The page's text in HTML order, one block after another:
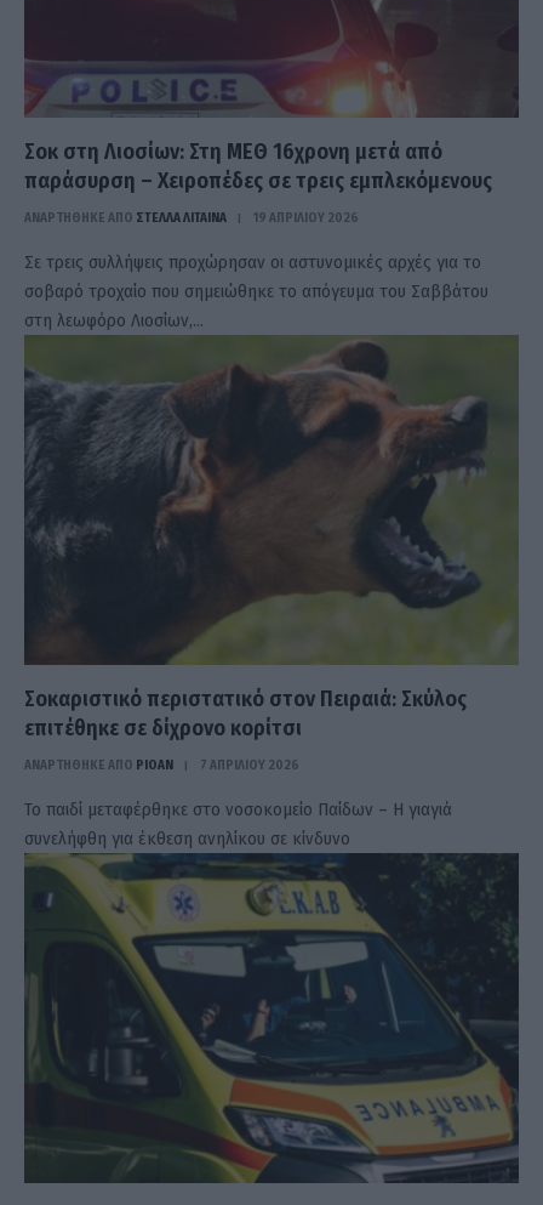
Σοκ στη Λιοσίων: Στη ΜΕΘ 16χρονη μετά από
παράσυρση – Χειροπέδες σε τρεις εμπλεκόμενους
ΑΝΑΡΤΗΘΗΚΕ ΑΠΟ ΣΤΈΛΛΑ ΛΊΤΑΙΝΑ 19 ΑΠΡΙΛΊΟΥ 2026
Σε τρεις συλλήψεις προχώρησαν οι αστυνομικές αρχές για το
σοβαρό τροχαίο που σημειώθηκε το απόγευμα του Σαββάτου
στη λεωφόρο Λιοσίων,…
Σοκαριστικό περιστατικό στον Πειραιά: Σκύλος
επιτέθηκε σε δίχρονο κορίτσι
ΑΝΑΡΤΗΘΗΚΕ ΑΠΟ PIOAN 7 ΑΠΡΙΛΊΟΥ 2026
Το παιδί μεταφέρθηκε στο νοσοκομείο Παίδων – Η γιαγιά
συνελήφθη για έκθεση ανηλίκου σε κίνδυνο